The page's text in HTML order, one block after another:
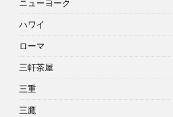
ニューヨーク
ハワイ
ローマ
三軒茶屋
三重
三鷹